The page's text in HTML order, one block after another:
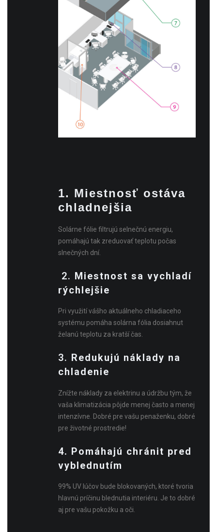
1. Miestnosť ostáva
chladnejšia
Solárne fólie filtrujú selnečnú energiu,
pomáhajú tak zreduovať teplotu počas
slnečných dní.
2. Miestnost sa vychladí
rýchlejšie
Pri využití vášho aktuálneho chladiaceho
systému pomáha solárna fólia dosiahnut
želanú teplotu za kratší čas.
3. Redukujú náklady na
chladenie
Znížte náklady za elektrinu a údržbu tým, že
vaša klimatizácia pôjde menej často a menej
intenzívne. Dobré pre vašu penaženku, dobré
pre životné prostredie!
4. Pomáhajú chránit pred
vyblednutím
99% UV lúčov bude blokovaných, ktoré tvoria
hlavnú príčinu blednutia interiéru. Je to dobré
aj pre vašu pokožku a oči.